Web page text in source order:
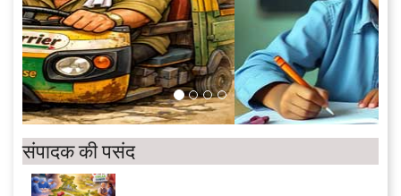
संपादक की पसंद